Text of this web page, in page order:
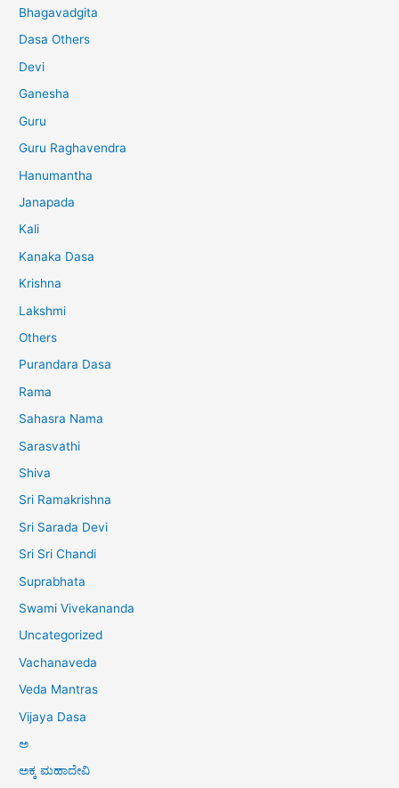
Bhagavadgita
Dasa Others
Devi
Ganesha
Guru
Guru Raghavendra
Hanumantha
Janapada
Kali
Kanaka Dasa
Krishna
Lakshmi
Others
Purandara Dasa
Rama
Sahasra Nama
Sarasvathi
Shiva
Sri Ramakrishna
Sri Sarada Devi
Sri Sri Chandi
Suprabhata
Swami Vivekananda
Uncategorized
Vachanaveda
Veda Mantras
Vijaya Dasa
ಅ
ಅಕ್ಕ ಮಹಾದೇವಿ